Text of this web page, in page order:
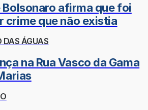
afirma que foi
crime que não existia
DAS ÁGUAS
na Rua Vasco da Gama